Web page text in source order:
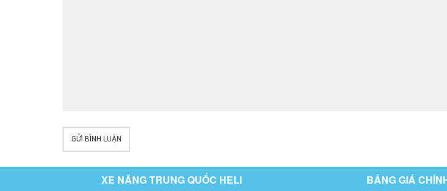
GỬI BÌNH LUẬN
XE NÂNG TRUNG QUỐC HELI BẢNG GIÁ